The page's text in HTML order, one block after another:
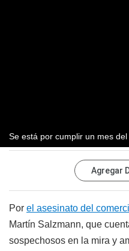
Se está por cumplir un mes
Agregar
Por el asesinato del
Martín Salzmann, que
sospechosos en la mira y